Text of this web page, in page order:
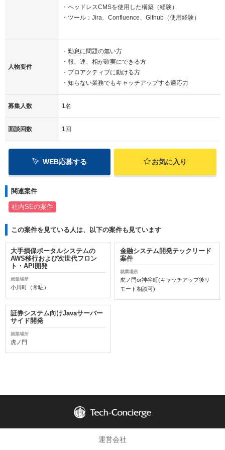
・ヘッドレスCMSを使用した構築（経験）
・ツール：Jira、Confluence、Github（使用経験）
人物要件
・勤怠に問題の無い方
・報、連、相が確実にできる方
・プロアクティブに動ける方
・知らない業務でもキャッチアップする適応力
募集人数 1名
面談回数 1回
WEB応募する お気に入り
関連案件
社内SEの案件
この案件を見ている人は、以下の案件も見ています
大手損保ポータルシステムの
AWS移行および次世代フロン
ト・API開発
就業場所
小川町（常駐）
金融システム開発テックリード
案件
就業場所
虎ノ門or神谷町(キャッチアップ後リ
モート相談可)
証券システム向けJavaサーバー
サイド開発
就業場所
虎ノ門
運営会社